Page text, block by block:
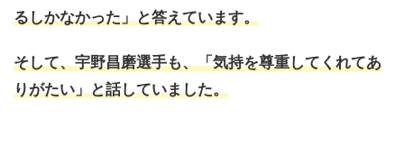
るしかなかった」と答えています。
そして、宇野昌磨選手も、「気持を尊重してくれてあ
りがたい」と話していました。